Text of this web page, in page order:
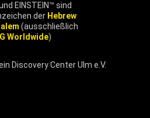
EINSTEIN™ sind
der Hebrew
(ausschließlich
Worldwide)
Discovery Center Ulm e.V.